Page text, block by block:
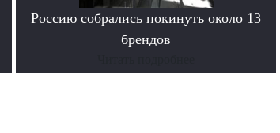
Россию собрались покинуть около 13
брендов